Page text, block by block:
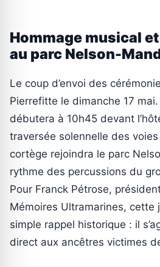
Hommage musical
au parc Nelson-
Le coup d’envoi des
Pierrefitte le dimanche 17
débutera à 10h45 devant
traversée solennelle des
cortège rejoindra le parc
rythme des percussions du
Pour Franck Pétrose,
Mémoires Ultramarines, cette
simple rappel historique : il
direct aux ancêtres victimes